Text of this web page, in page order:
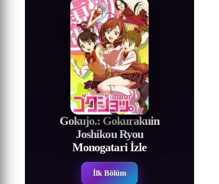
Gokujo.: Gokurakuin
Joshikou Ryou
Monogatari İzle
İlk Bölüm